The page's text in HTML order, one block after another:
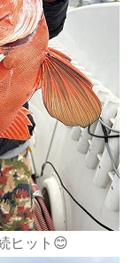
ヒット😊